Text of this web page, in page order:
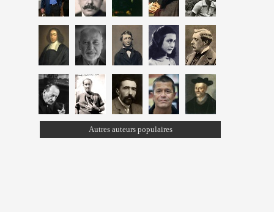
Autres auteurs populaires